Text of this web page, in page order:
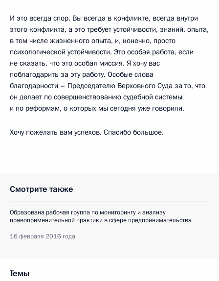
И это всегда спор. Вы всегда в конфликте, всегда внутри
этого конфликта, а это требует устойчивости, знаний, опыта,
в том числе жизненного опыта, и, конечно, просто
психологической устойчивости. Это особая работа, если
не сказать, что это особая миссия. Я хочу вас
поблагодарить за эту работу. Особые слова
благодарности – Председателю Верховного Суда за то, что
он делает по совершенствованию судебной системы
и по реформам, о которых мы сегодня уже говорили.
Хочу пожелать вам успехов. Спасибо большое.
Смотрите также
Образована рабочая группа по мониторингу и анализу
правоприменительной практики в сфере предпринимательства
16 февраля 2016 года
Темы